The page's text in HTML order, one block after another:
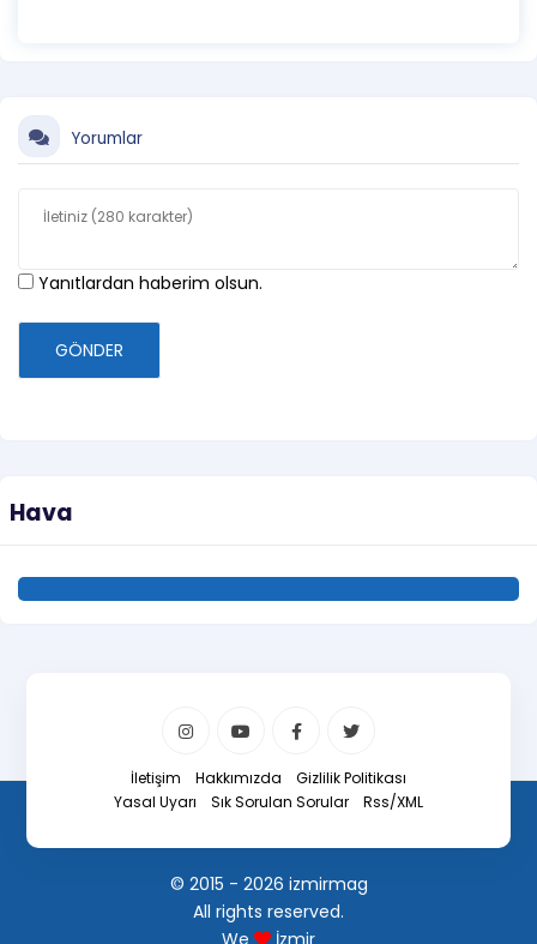
Yorumlar
Yanıtlardan haberim olsun.
GÖNDER
Hava
İletişim Hakkımızda
Gizlilik Politikası
Yasal Uyarı
Sık Sorulan Sorular Rss/XML
© 2015 - 2026 izmirmag
All rights reserved.
We
İzmir